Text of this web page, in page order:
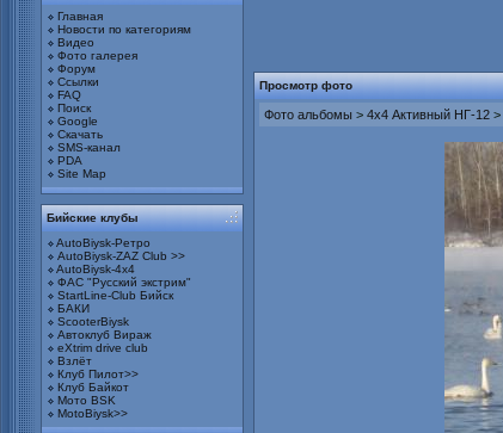
Главная
Новости по категориям
Видео
Фото галерея
Форум
Ссылки
FAQ
Поиск
Google
Скачать
SMS-канал
PDA
Site Map
Бийские клубы
AutoBiysk-Ретро
AutoBiysk-ZAZ Club >>
AutoBiysk-4x4
ФАС "Русский экстрим"
StartLine-Club Бийск
БАКИ
ScooterBiysk
Автоклуб Вираж
eXtrim drive club
Взлёт
Клуб Пилот>>
Клуб Байкот
Мото BSK
MotoBiysk>>
Просмотр фото
Фото альбомы > 4х4 Активный НГ-12 >